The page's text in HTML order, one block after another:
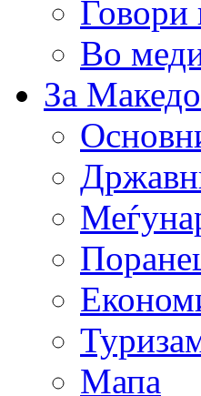
Говори
Во
За
Мапа